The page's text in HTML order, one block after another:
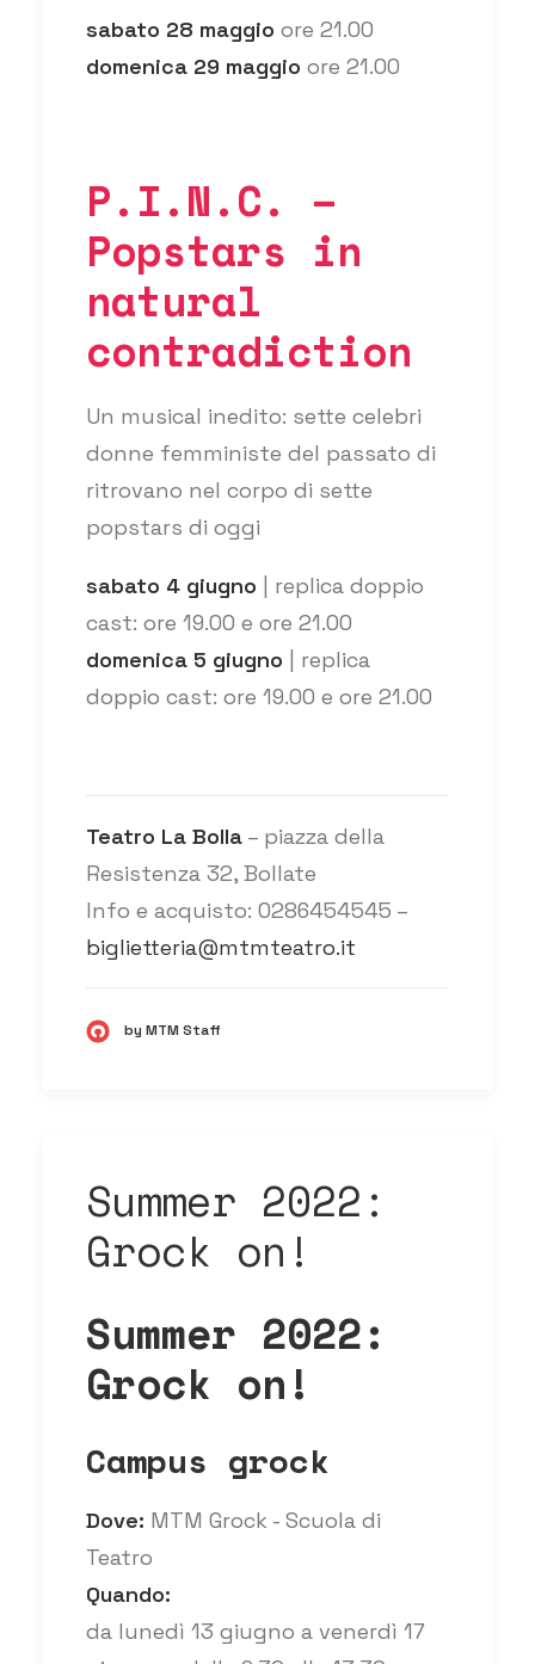
sabato 28 maggio ore 21.00
domenica 29 maggio ore 21.00
P.I.N.C. –
Popstars in
natural
contradiction
Un musical inedito: sette celebri
donne femministe del passato di
ritrovano nel corpo di sette
popstars di oggi
sabato 4 giugno | replica doppio
cast: ore 19.00 e ore 21.00
domenica 5 giugno | replica
doppio cast: ore 19.00 e ore 21.00
Teatro La Bolla – piazza della
Resistenza 32, Bollate
Info e acquisto: 0286454545 –
biglietteria@mtmteatro.it
by MTM Staff
Summer 2022:
Grock on!
Summer 2022:
Grock on!
Campus grock
Dove: MTM Grock - Scuola di
Teatro
Quando:
da lunedì 13 giugno a venerdì 17